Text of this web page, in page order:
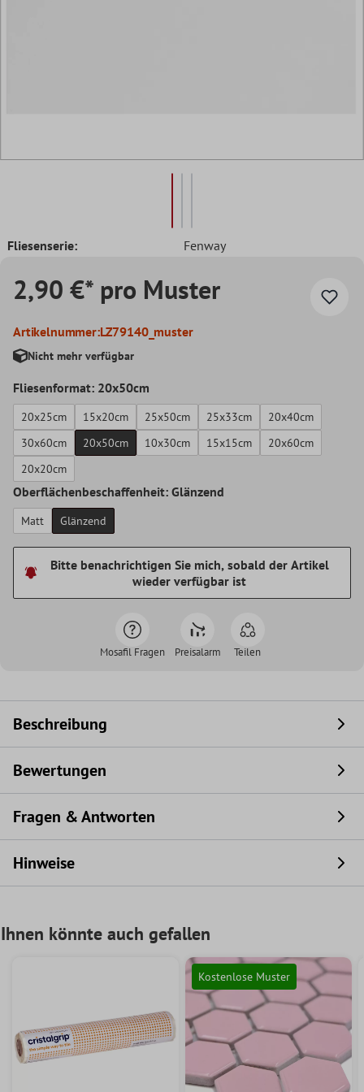
Fliesenserie: Fenway
2,90 €* pro Muster
Artikelnummer:LZ79140_muster
Nicht mehr verfügbar
Fliesenformat: 20x50cm
20x25cm 15x20cm 25x50cm 25x33cm
20x40cm
30x60cm
20x50cm 10x30cm 15x15cm
20x60cm
20x20cm
Oberflächenbeschaffenheit: Glänzend
Matt Glänzend
Bitte benachrichtigen Sie mich, sobald der Artikel
wieder verfügbar ist
Mosafil Fragen Preisalarm Teilen
Beschreibung
Bewertungen
Fragen & Antworten
Hinweise
Ihnen könnte auch gefallen
Kostenlose Muster